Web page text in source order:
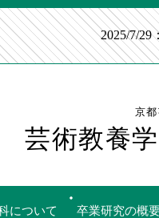
2025/7/
京
芸術教養
について 卒業研究の概